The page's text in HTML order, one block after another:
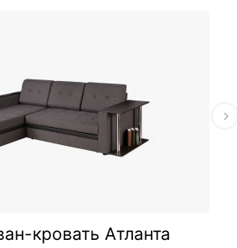
кровать Атланта